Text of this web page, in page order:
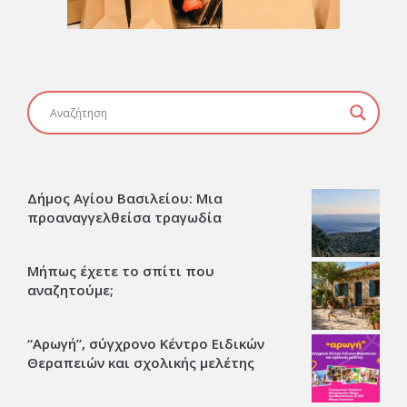
Δήμος Αγίου Βασιλείου: Μια
προαναγγελθείσα τραγωδία
Μήπως έχετε το σπίτι που
αναζητούμε;
“Αρωγή”, σύγχρονο Κέντρο Ειδικών
Θεραπειών και σχολικής μελέτης